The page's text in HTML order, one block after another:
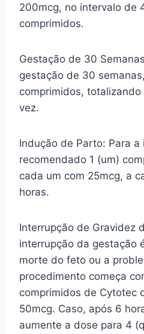
200mcg, no intervalo de
comprimidos.
Gestação de 30
gestação de 30
comprimidos,
vez.
Indução de Parto: Para
recomendado 1 (um)
cada um com 25mcg, a
horas.
Interrupção de Gravidez
interrupção da gestação
morte do feto ou a
procedimento começa
comprimidos de Cytotec
50mcg. Caso, após 6
aumente a dose para 4